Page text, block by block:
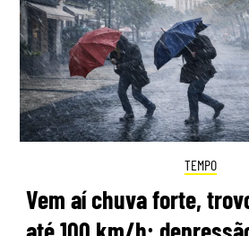
TEMPO
Vem aí chuva forte,